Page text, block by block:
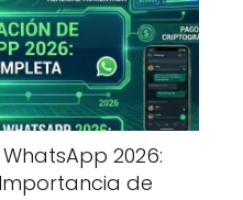
2026:
de